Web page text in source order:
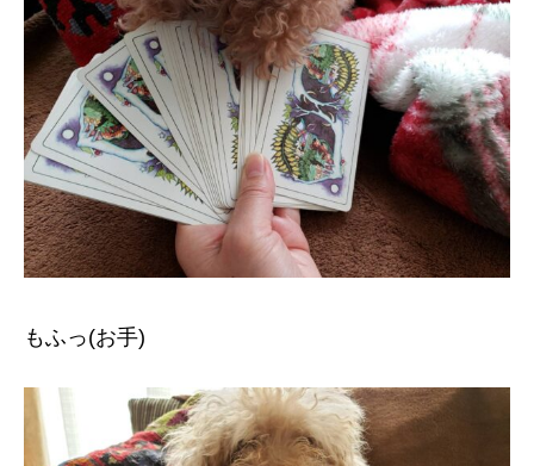
もふっ(お手)